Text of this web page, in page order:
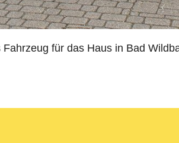
für das Haus in Bad